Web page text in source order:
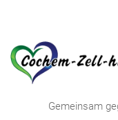
Gemeinsam